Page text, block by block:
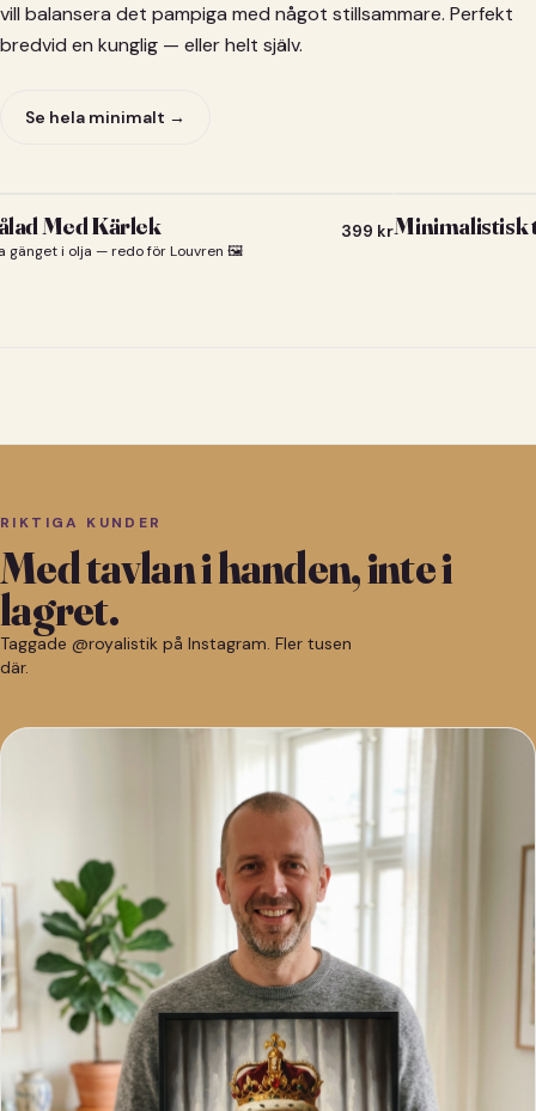
vill balansera det pampiga med något stillsammare. Perfekt
bredvid en kunglig — eller helt själv.
Se hela minimalt →
Med Kärlek
gänget i olja — redo för Louvren 🖼️
399 krMinimalistisk
RIKTIGA KUNDER
Med tavlan i handen, inte i
lagret.
Taggade @royalistik på Instagram. Fler tusen
där.